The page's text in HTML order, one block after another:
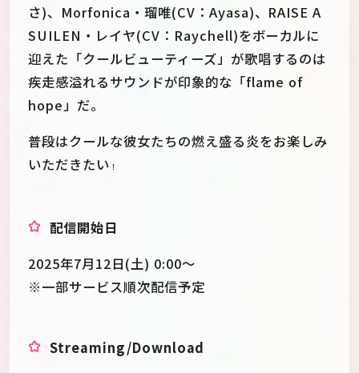
さ)、Morfonica・瑠唯(CV：Ayasa)、RAISE A
SUILEN・レイヤ(CV：Raychell)をボーカルに
迎えた「クールビューティーズ」が歌唱するのは
疾走感溢れるサウンドが印象的な「flame of
hope」だ。
普段はクールな彼女たちの燃え盛る炎をお楽しみ
いただきたい ！
配信開始日
2025年7月12日(土) 0:00〜
※一部サービス順次配信予定
Streaming/Download